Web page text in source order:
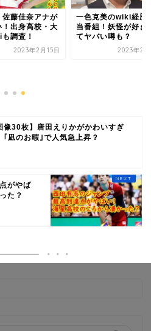
のwiki経歴や担
妖怪が好き過ぎ
噂も？
2023年2月20日
テレ朝･報ステ新人
下村彩里のプロフィ
像30枚】唐田えりかがかわいすぎ
｢凪のお暇｣で人気急上昇？
がやば
た？